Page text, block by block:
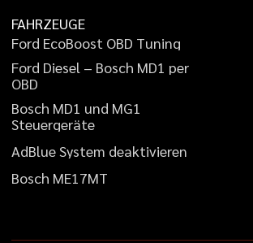
FAHRZEUGE
Ford EcoBoost OBD Tuning
Ford Diesel – Bosch MD1 per
OBD
Bosch MD1 und MG1
Steuergeräte
AdBlueSystem deaktivieren
Bosch ME17MT